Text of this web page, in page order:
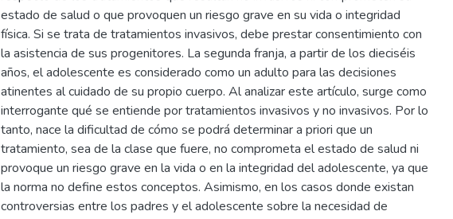
estado de salud o que provoquen un riesgo grave en su vida o integridad
física. Si se trata de tratamientos invasivos, debe prestar consentimiento con
la asistencia de sus progenitores. La segunda franja, a partir de los dieciséis
años, el adolescente es considerado como un adulto para las decisiones
atinentes al cuidado de su propio cuerpo. Al analizar este artículo, surge como
interrogante qué se entiende por tratamientos invasivos y no invasivos. Por lo
tanto, nace la dificultad de cómo se podrá determinar a priori que un
tratamiento, sea de la clase que fuere, no comprometa el estado de salud ni
provoque un riesgo grave en la vida o en la integridad del adolescente, ya que
la norma no define estos conceptos. Asimismo, en los casos donde existan
controversias entre los padres y el adolescente sobre la necesidad de